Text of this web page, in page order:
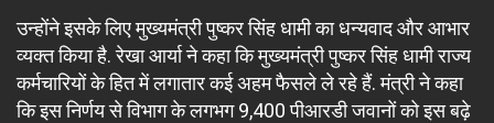
उन्होंने इसके लिए मुख्यमंत्री पुष्कर सिंह धामी का धन्यवाद और आभार
व्यक्त किया है. रेखा आर्या ने कहा कि मुख्यमंत्री पुष्कर सिंह धामी राज्य
कर्मचारियों के हित में लगातार कई अहम फैसले ले रहे हैं. मंत्री ने कहा
कि इस निर्णय से विभाग के लगभग 9,400 पीआरडी जवानों को इस बढ़े